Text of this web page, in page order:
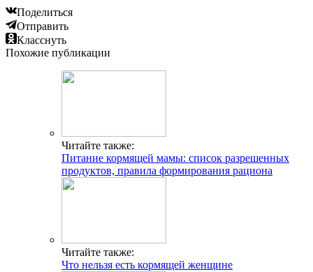
Поделиться
Отправить
Класснуть
Похожие публикации
Читайте также:
Питание кормящей мамы: список разрешенных
продуктов, правила формирования рациона
Читайте также:
Что нельзя есть кормящей женщине